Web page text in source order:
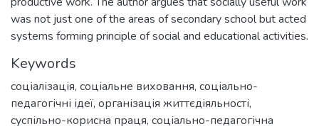
was not just one of the areas of secondary school but acted
systems forming principle of social and educational activities.
Keywords
соціалізація, соціальне виховання, соціально-
педагогічні ідеї, організація життєдіяльності,
суспільно-корисна праця, соціально-педагогічна